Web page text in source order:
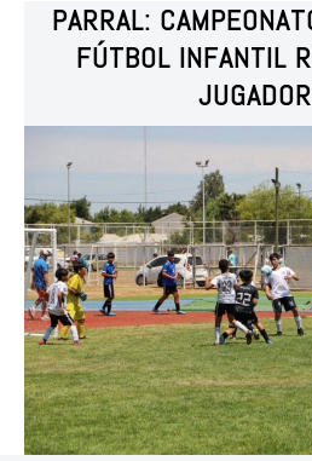
PARRAL:
FÚTBOL INFANTIL